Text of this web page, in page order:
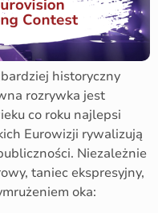
historyczny
rozrywka jest
co roku najlepsi
Eurowizji rywalizują
Niezależnie
taniec ekspresyjny,
oka: